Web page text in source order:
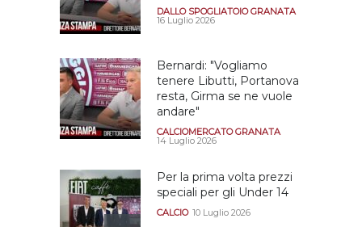
DALLO SPOGLIATOIO GRANATA
16 Luglio 2026
Bernardi: "Vogliamo
tenere Libutti, Portanova
resta, Girma se ne vuole
andare"
CALCIOMERCATO GRANATA
14 Luglio 2026
Per la prima volta prezzi
speciali per gli Under 14
CALCIO 10 Luglio 2026